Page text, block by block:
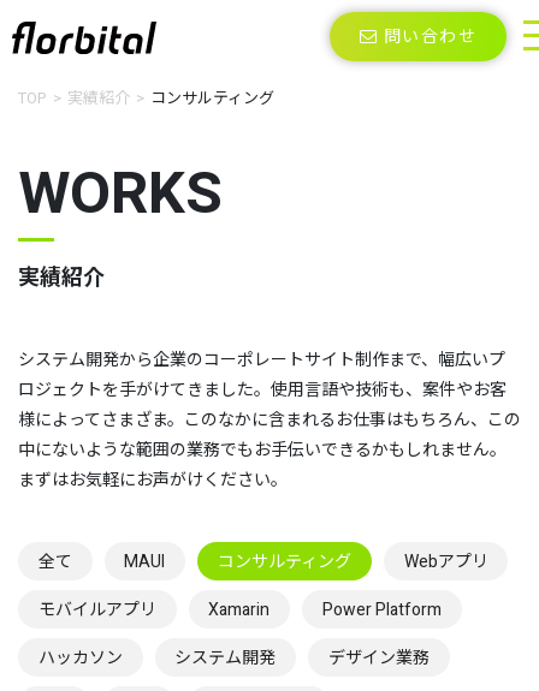
問い合わせ
TOP 実績紹介 コンサルティング
WORKS
実績紹介
システム開発から企業のコーポレートサイト制作まで、幅広いプ
ロジェクトを手がけてきました。使用言語や技術も、案件やお客
様によってさまざま。このなかに含まれるお仕事はもちろん、この
中にないような範囲の業務でもお手伝いできるかもしれません。
まずはお気軽にお声がけください。
全て MAUI コンサルティング
Webアプリ
モバイルアプリ
Xamarin
Power Platform
ハッカソン
システム開発
デザイン業務